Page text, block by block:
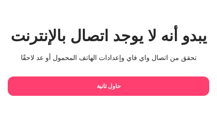
يبدو أنه لا يوجد اتصال بالإنترنت
تحقق من اتصال واي فاي وإعدادات الهاتف المحمول أو عد لاحقًا
حاول ثانية